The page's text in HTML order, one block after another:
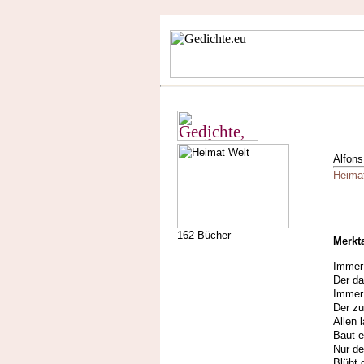
162 Bücher
Der
Der
Allen
Baut
Nur